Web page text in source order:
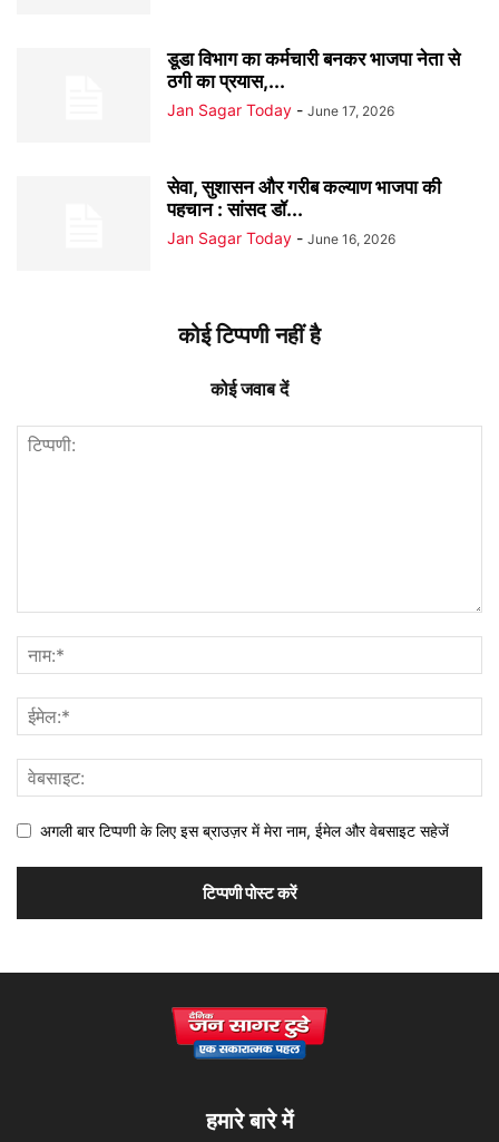
डूडा विभाग का कर्मचारी बनकर भाजपा नेता से
ठगी का प्रयास,...
Jan Sagar Today - June 17, 2026
सेवा, सुशासन और गरीब कल्याण भाजपा की
पहचान : सांसद डॉ...
Jan Sagar Today - June 16, 2026
कोई टिप्पणी नहीं है
कोई जवाब दें
अगली बार टिप्पणी के लिए इस ब्राउज़र में मेरा नाम, ईमेल और वेबसाइट सहेजें
हमारे बारे में